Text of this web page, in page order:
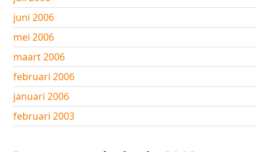
juni 2006
mei 2006
maart 2006
februari 2006
januari 2006
februari 2003